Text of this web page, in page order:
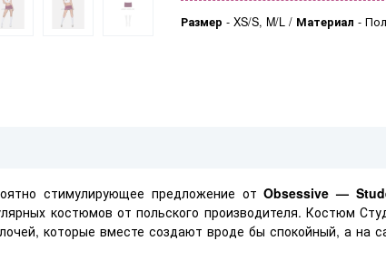
Размер - XS/S, M/L Материал -
стимулирующее предложение отObsessive —
костюмов от польского производителя. Костюм
которые вместе создают вроде бы спокойный, а на